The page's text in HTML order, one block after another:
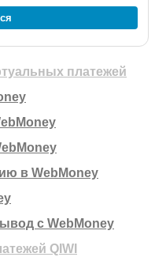
платежей
в WebMoney
с WebMoney
QIWI